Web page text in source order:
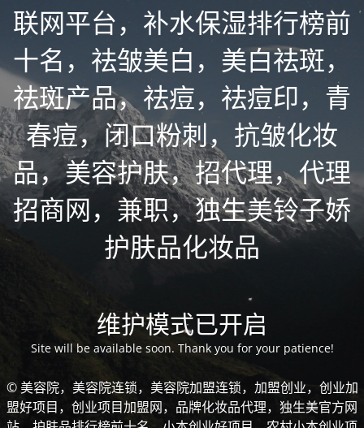
联网平台，补水保湿排行榜前
十名，祛皱美白，美白祛斑，
祛斑产品，祛痘，祛痘印，青
春痘，闭口粉刺，抗皱化妆
品，美容护肤，招代理，代理
招商网，兼职，独生美铃子娇
护肤品化妆品
维护模式已开启
Site will be available soon. Thank you for your patience!
© 美容院，美容院连锁，美容院加盟连锁，加盟创业，创业加
盟好项目，创业项目加盟网，品牌化妆品代理，独生美官方网